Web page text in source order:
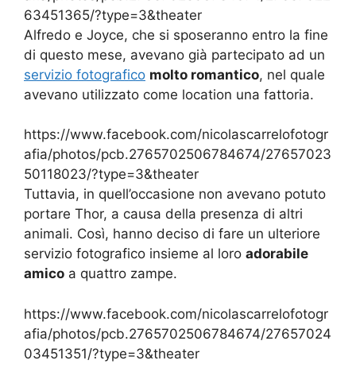
63451365/?type=3&theater
Alfredo e Joyce, che si sposeranno entro la fine
di questo mese, avevano già partecipato ad un
servizio fotografico molto romantico, nel quale
avevano utilizzato come location una fattoria.
https://www.facebook.com/nicolascarrelofotogr
afia/photos/pcb.2765702506784674/27657023
50118023/?type=3&theater
Tuttavia, in quell’occasione non avevano potuto
portare Thor, a causa della presenza di altri
animali. Così, hanno deciso di fare un ulteriore
servizio fotografico insieme al loro adorabile
amico a quattro zampe.
https://www.facebook.com/nicolascarrelofotogr
afia/photos/pcb.2765702506784674/27657024
03451351/?type=3&theater